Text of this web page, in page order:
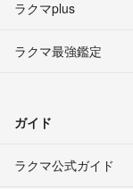
ラクマplus
ラクマ最強鑑定
ガイド
ラクマ公式ガイド